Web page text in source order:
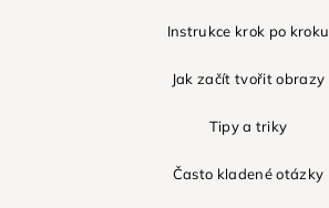
Instrukce krok po kroku
Jak začít tvořit obrazy
Tipy a triky
Často kladené otázky